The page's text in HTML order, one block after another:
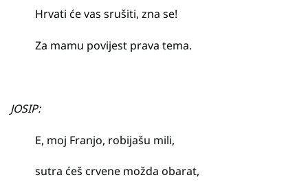
Hrvati će vas srušiti, zna se!
Za mamu povijest prava tema.
JOSIP:
E, moj Franjo, robijašu mili,
sutra ćeš crvene možda obarat,